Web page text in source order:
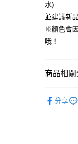
全家取貨
每筆
付款後全
萊爾富取
付款後萊
水)
並建議新
※顏色會
哦！
商品相關
分享